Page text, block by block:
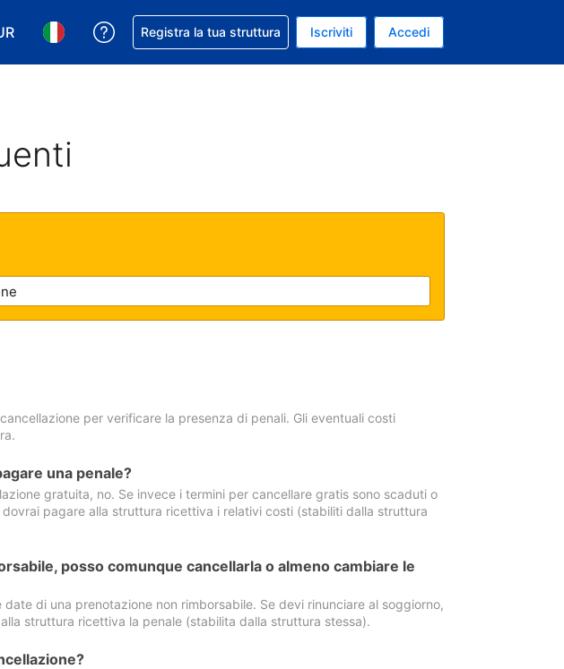
la tua valuta. Valuta attuale: Euro
Scegli la tua lingua. Lingua attuale: Italiano
Ricevi aiuto con la prenotazione
Registra la tua struttura Iscriviti Accedi
per verificare la presenza di penali. Gli eventuali costi
una penale?
gratuita, no. Se invece i termini per cancellare gratis sono scaduti o
pagare alla struttura ricettiva i relativi costi (stabiliti dalla struttura
posso comunque cancellarla o almeno cambiare le
di una prenotazione non rimborsabile. Se devi rinunciare al soggiorno,
struttura ricettiva la penale (stabilita dalla struttura stessa).